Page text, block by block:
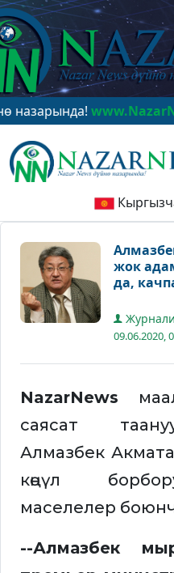
www.NazarNews.kg
жок
да,
09.06.2020,
NazarNews
саясат
Алмазбек
көңүл
маселелер
--Алмазбек